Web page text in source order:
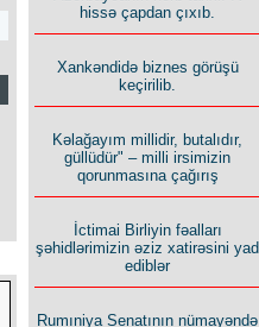
hissə çapdan çıxıb.
Xankəndidə biznes görüşü
keçirilib.
Kəlağayım millidir, butalıdır,
güllüdür" – milli irsimizin
qorunmasına çağırış
İctimai Birliyin fəalları
şəhidlərimizin əziz xatirəsini yad
ediblər
Rumıniya Senatının nümayəndə